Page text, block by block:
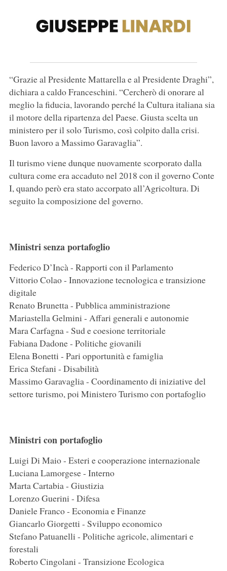
“Grazie al Presidente Mattarella e al Presidente Draghi”,
dichiara a caldo Franceschini. “Cercherò di onorare al
meglio la fiducia, lavorando perché la Cultura italiana sia
il motore della ripartenza del Paese. Giusta scelta un
ministero per il solo Turismo, così colpito dalla crisi.
Buon lavoro a Massimo Garavaglia”.
Il turismo viene dunque nuovamente scorporato dalla
cultura come era accaduto nel 2018 con il governo Conte
I, quando però era stato accorpato all’Agricoltura. Di
seguito la composizione del governo.
Ministri senza portafoglio
Federico D’Incà - Rapporti con il Parlamento
Vittorio Colao - Innovazione tecnologica e transizione
digitale
Renato Brunetta - Pubblica amministrazione
Mariastella Gelmini - Affari generali e autonomie
Mara Carfagna - Sud e coesione territoriale
Fabiana Dadone - Politiche giovanili
Elena Bonetti - Pari opportunità e famiglia
Erica Stefani - Disabilità
Massimo Garavaglia - Coordinamento di iniziative del
settore turismo, poi Ministero Turismo con portafoglio
Ministri con portafoglio
Luigi Di Maio - Esteri e cooperazione internazionale
Luciana Lamorgese - Interno
Marta Cartabia - Giustizia
Lorenzo Guerini - Difesa
Daniele Franco - Economia e Finanze
Giancarlo Giorgetti - Sviluppo economico
Stefano Patuanelli - Politiche agricole, alimentari e
forestali
Roberto Cingolani - Transizione Ecologica